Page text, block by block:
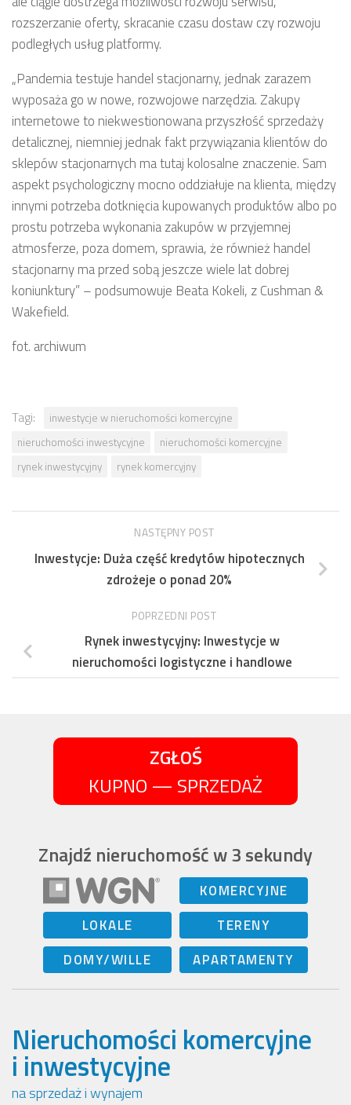
rozszerzanie oferty, skracanie czasu dostaw czy rozwoju
podległych usług platformy.
„Pandemia testuje handel stacjonarny, jednak zarazem
wyposaża go w nowe, rozwojowe narzędzia. Zakupy
internetowe to niekwestionowana przyszłość sprzedaży
detalicznej, niemniej jednak fakt przywiązania klientów do
sklepów stacjonarnych ma tutaj kolosalne znaczenie. Sam
aspekt psychologiczny mocno oddziałuje na klienta, między
innymi potrzeba dotknięcia kupowanych produktów albo po
prostu potrzeba wykonania zakupów w przyjemnej
atmosferze, poza domem, sprawia, że również handel
stacjonarny ma przed sobą jeszcze wiele lat dobrej
koniunktury” – podsumowuje Beata Kokeli, z Cushman &
Wakefield.
fot. archiwum
Tagi:
inwestycje w nieruchomości komercyjne
nieruchomości inwestycyjne
nieruchomości komercyjne
rynek inwestycyjny
rynek komercyjny
NASTĘPNY POST
Inwestycje: Duża część kredytów hipotecznych
zdrożeje o ponad 20%
POPRZEDNI POST
Rynek inwestycyjny: Inwestycje w
nieruchomości logistyczne i handlowe
ZGŁOŚ
KUPNO — SPRZEDAŻ
Znajdź nieruchomość w 3 sekundy
KOMERCYJNE
LOKALE
TERENY
DOMY/WILLE
APARTAMENTY
Nieruchomości komercyjne
i inwestycyjne
na sprzedaż i wynajem